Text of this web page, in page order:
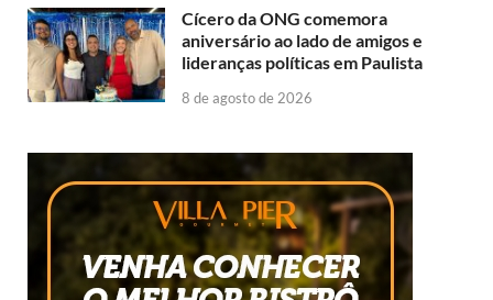
Cícero da ONG comemora
aniversário ao lado de amigos e
lideranças políticas em Paulista
8 de agosto de 2026